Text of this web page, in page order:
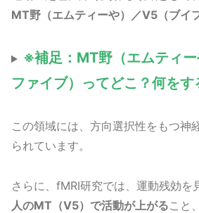
MT野（エムティーや）／V5（ブイ
※補足：MT野（エムティ
ファイブ）ってどこ？何をす
この領域には、方向選択性をもつ神
られています。
さらに、fMRI研究では、運動残効を
人のMT（V5）で活動が上がること、